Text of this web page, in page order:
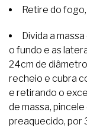
Retire do
Divida a
o fundo e as
24cm de
recheio e cubra
e retirando o
de massa,
preaquecido, por